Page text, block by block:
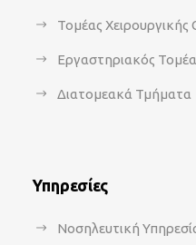
Τομέας Χειρουργικής
Εργαστηριακός
Διατομεακά Τμήματα
Υπηρεσίες
Νοσηλευτική